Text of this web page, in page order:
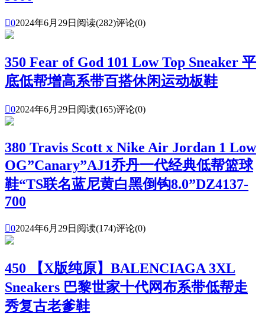
02024年6月29日 阅读(282)评论(0)
350 Fear of God 101 Low Top Sneaker 平
底低帮增高系带百搭休闲运动板鞋
02024年6月29日 阅读(165)评论(0)
380 Travis Scott x Nike Air Jordan 1 Low
OG”Canary”AJ1乔丹一代经典低帮篮球
鞋“TS联名蓝尼黄白黑倒钩8.0”DZ4137-
700
02024年6月29日 阅读(174)评论(0)
450 【X版纯原】BALENCIAGA 3XL
Sneakers 巴黎世家十代网布系带低帮走
秀复古老爹鞋